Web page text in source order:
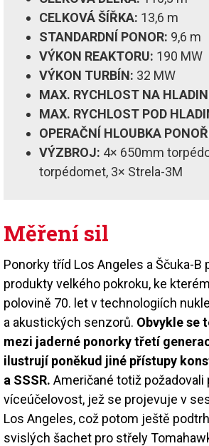
CELKOVÁ ŠÍŘKA: 13,6 m
STANDARDNÍ PONOR: 9,6 m
VÝKON REAKTORU: 190 MW
VÝKON TURBÍN: 32 MW
MAX. RYCHLOST NA
MAX. RYCHLOST POD
OPERAČNÍ HLOUBKA
VÝZBROJ: 4× 650mm
torpédomet, 3× Strela-3M
Měření sil
Ponorky tříd Los Angeles a Ščuka-B
produkty velkého pokroku, ke
polovině 70. let v technologiích
a akustických senzorů. Obvykle se
mezi jaderné ponorky třetí
ilustrují poněkud jiné přístupy
a SSSR. Američané totiž požadovali
víceúčelovost, jež se projevuje v
Los Angeles, což potom ještě
svislých šachet pro střely